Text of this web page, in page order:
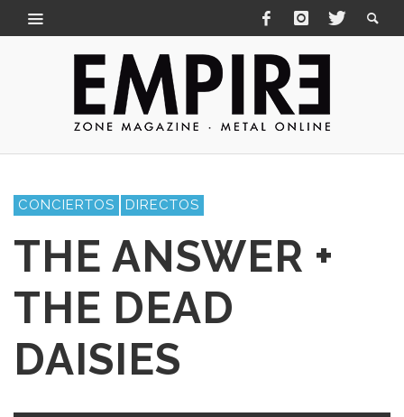
CONCIERTOS DIRECTOS
THE ANSWER +
THE DEAD
DAISIES